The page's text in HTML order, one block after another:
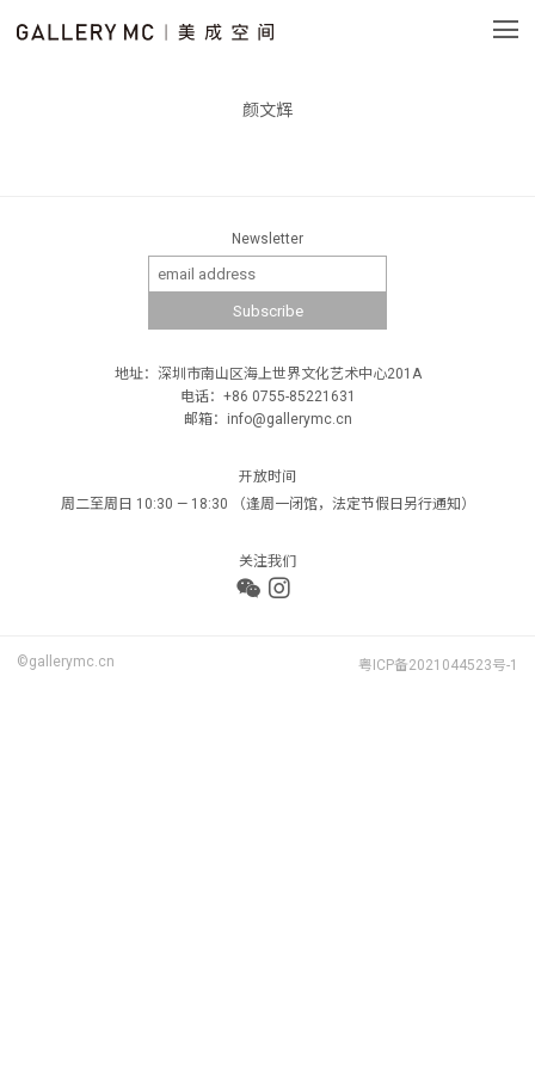
颜文辉
Newsletter
地址：深圳市南山区海上世界文化艺术中心201A
电话：+86 0755-85221631
邮箱：info@gallerymc.cn
开放时间
周二至周日 10:30 — 18:30 （逢周一闭馆，法定节假日另行通知）
关注我们
©gallerymc.cn 粤ICP备2021044523号-1